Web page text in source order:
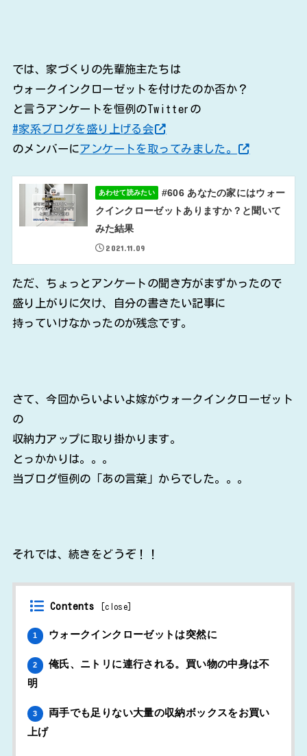
では、家づくりの先輩施主たちは
ウォークインクローゼットを付けたのか否か？
と言うアンケートを恒例のTwitterの
#家系ブログを盛り上げる会
のメンバーにアンケートを取ってみました。
あわせて読みたい
#606 あなたの家にはウォー
クインクローゼットありますか？と聞いて
みた結果
2021.11.09
ただ、ちょっとアンケートの聞き方がまずかったので
盛り上がりに欠け、自分の書きたい記事に
持っていけなかったのが残念です。
さて、今回からいよいよ嫁がウォークインクローゼット
の
収納力アップに取り掛かります。
とっかかりは。。。
当ブログ恒例の「あの言葉」からでした。。。
それでは、続きをどうぞ！！
Contents close
1 ウォークインクローゼットは突然に
2
俺氏、ニトリに連行される。買い物の中身は不
明
3
両手でも足りない大量の収納ボックスをお買い
上げ